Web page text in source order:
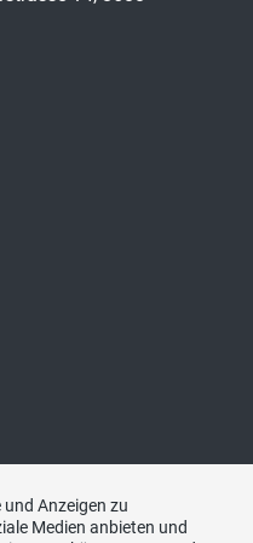
Anzeigen zu
Medien anbieten und